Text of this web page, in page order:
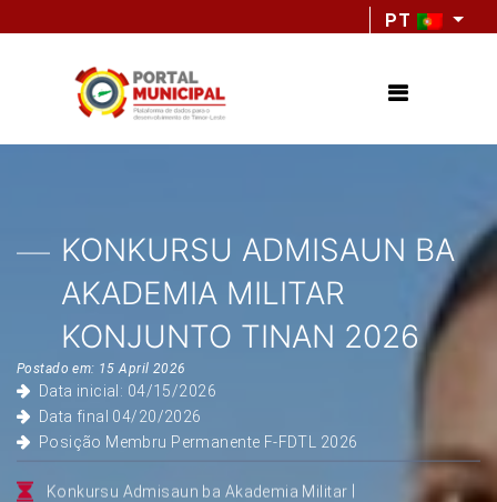
PT
KONKURSU ADMISAUN BA
AKADEMIA MILITAR
KONJUNTO TINAN 2026
Postado em: 15 April 2026
Data inicial: 04/15/2026
Data final 04/20/2026
Posição Membru Permanente F-FDTL 2026
Konkursu Admisaun ba Akademia Militar